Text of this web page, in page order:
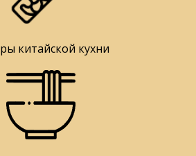
китайской кухни